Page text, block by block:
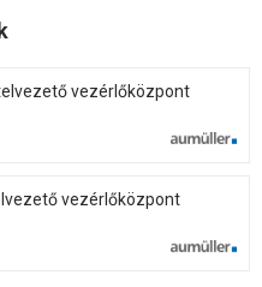
vezérlőközpont
vezérlőközpont